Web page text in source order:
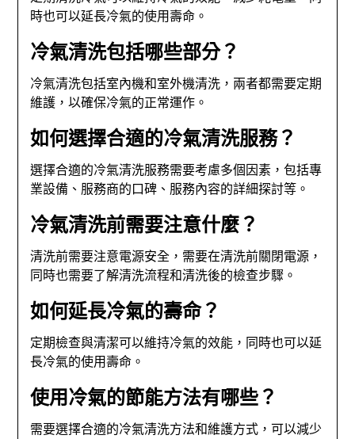
時也可以延長冷氣的使用壽命。
冷氣清洗包括哪些部分？
冷氣清洗包括室內機和室外機清洗，兩者都需要定期
維護，以確保冷氣的正常運作。
如何選擇合適的冷氣清洗服務？
選擇合適的冷氣清洗服務需要考慮多個因素，包括專
業設備、服務商的口碑、服務內容的詳細探討等。
冷氣清洗前需要注意什麼？
清洗前需要注意電源安全，需要在清洗前關閉電源，
同時也需要了解清洗流程和清洗後的檢查步驟。
如何延長冷氣的壽命？
定期檢查與清潔可以維持冷氣的效能，同時也可以延
長冷氣的使用壽命。
使用冷氣的節能方法有哪些？
需要選擇合適的冷氣清洗方法和維護方式，可以減少